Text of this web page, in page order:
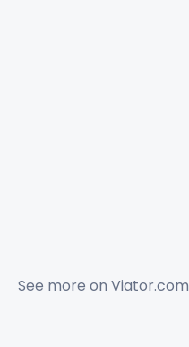
See more on Viator.com